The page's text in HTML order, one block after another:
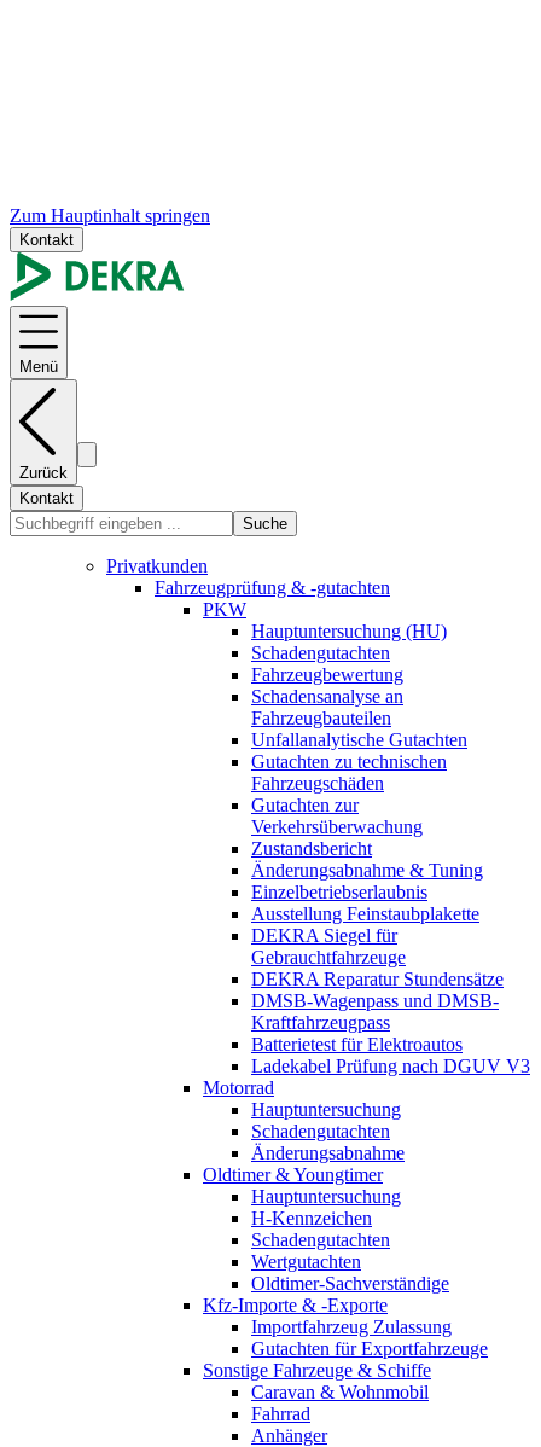
Zum Hauptinhalt springen
Kontakt
Menü
Zurück
Kontakt
Suche
Privatkunden
Fahrzeugprüfung & -gutachten
PKW
Hauptuntersuchung (HU)
Schadengutachten
Fahrzeugbewertung
Schadensanalyse an
Fahrzeugbauteilen
Unfallanalytische Gutachten
Gutachten zu technischen
Fahrzeugschäden
Gutachten zur
Verkehrsüberwachung
Zustandsbericht
Änderungsabnahme & Tuning
Einzelbetriebserlaubnis
Ausstellung Feinstaubplakette
DEKRA Siegel für
Gebrauchtfahrzeuge
DEKRA Reparatur Stundensätze
DMSB-Wagenpass und DMSB-
Kraftfahrzeugpass
Batterietest für Elektroautos
Ladekabel Prüfung nach DGUV V3
Motorrad
Hauptuntersuchung
Schadengutachten
Änderungsabnahme
Oldtimer & Youngtimer
Hauptuntersuchung
H-Kennzeichen
Schadengutachten
Wertgutachten
Oldtimer-Sachverständige
Kfz-Importe & -Exporte
Importfahrzeug Zulassung
Gutachten für Exportfahrzeuge
Sonstige Fahrzeuge & Schiffe
Caravan & Wohnmobil
Fahrrad
Anhänger